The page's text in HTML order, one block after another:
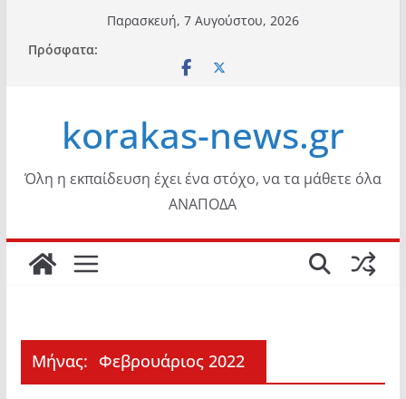
περιεχόμενο
Παρασκευή, 7 Αυγούστου, 2026
Πρόσφατα:
korakas-news.gr
Όλη η εκπαίδευση έχει ένα στόχο, να τα μάθετε όλα
ΑΝΑΠΟΔΑ
Μήνας: Φεβρουάριος 2022